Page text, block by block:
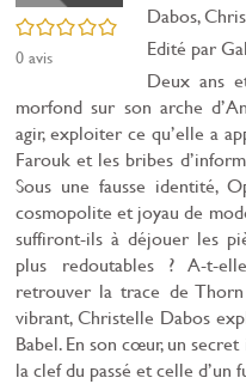
/5
0avis
Dabos,
Edité par
Deux ans
morfond sur son arche
agir, exploiter ce qu’elle a
Farouk et les bribes
Sous une fausse identité,
cosmopolite et joyau de
suffiront-ils à déjouer les
plus redoutables ? A-t-
retrouver la trace de
vibrant, Christelle Dabos
Babel. En son cœur, un
la clef du passé et celle d’un